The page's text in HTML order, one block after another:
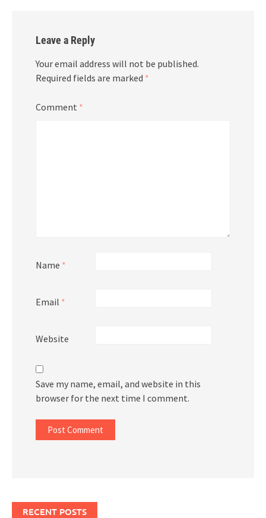
Leave a Reply
Your email address will not be published.
Required fields are marked *
Comment *
Name *
Email *
Website
Save my name, email, and website in this
browser for the next time I comment.
RECENT POSTS